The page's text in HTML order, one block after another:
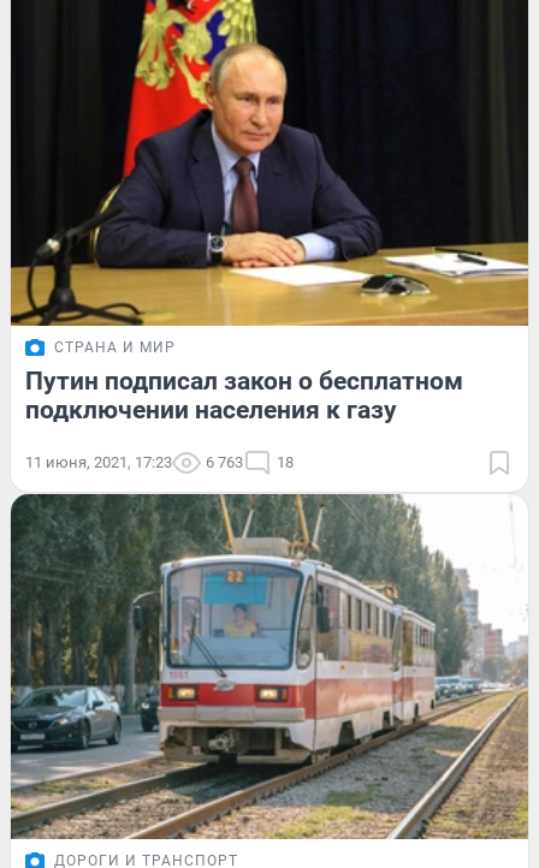
СТРАНА И МИР
Путин подписал закон о бесплатном
подключении населения к газу
11 июня, 2021, 17:23 6 763 18
ДОРОГИ И ТРАНСПОРТ